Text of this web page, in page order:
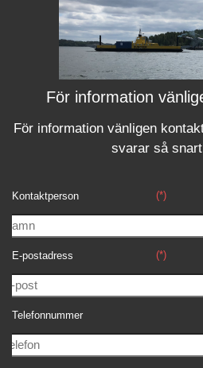
För information
För information vänligen
svararså
Kontaktperson (*)
E-postadress (*)
Telefonnummer